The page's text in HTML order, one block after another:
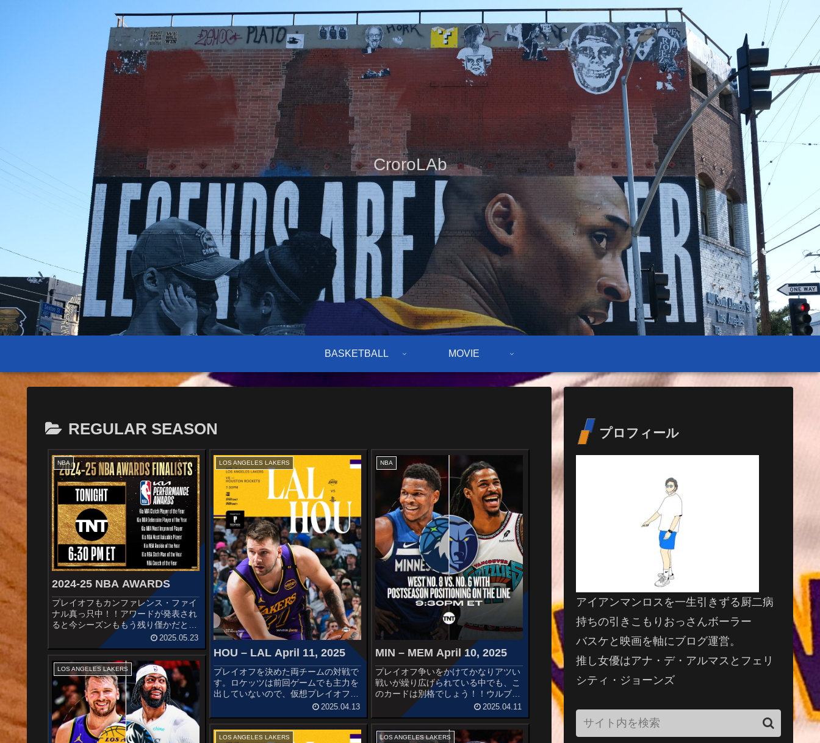
CroroLAb
BASKETBALL MOVIE
REGULAR SEASON
NBA
2024-25 NBA AWARDS
プレイオフもカンファレンス・ファイ
ナル真っ只中！！アワードが発表され
ると今シーズンももう残り僅かだと改
めて実感しますね～Kia NBA Most
Valuable PlayerWinner: Shai
Gilgeous-Alexander ...
2025.05.23
LOS ANGELES LAKERS
HOU – LAL April 11, 2025
プレイオフを決めた両チームの対戦で
す。ロケッツは前回ゲームでも主力を
出していないので、仮想プレイオフと
はならなそうですね。STARTERSLOS
ANGELES LAKERSReed
SheppardJalen GreenJock Land...
2025.04.13
NBA
MIN – MEM April 10, 2025
プレイオフ争いをかけてかなりアツい
戦いが繰り広げられている中でも、こ
のカードは別格でしょう！！ウルブズ
はまさに崖っぷち状態。 グリズリー
ズが僅かにリードするもジェイレン・
ウェルズが骨折で今季絶望となった中
でどうするか注目です。STARTER...
2025.04.11
LOS ANGELES LAKERS
LOS ANGELES LAKERS LOS ANGELES LAKERS
プロフィール
アイアンマンロスを一生引きずる厨二病
持ちの引きこもりおっさんボーラー
バスケと映画を軸にブログ運営。
推し女優はアナ・デ・アルマスとフェリ
シティ・ジョーンズ